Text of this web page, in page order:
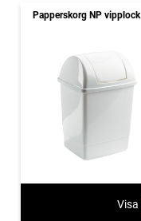
Papperskorg NP vipplock
Visa